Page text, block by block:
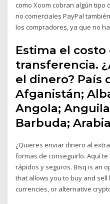
como Xoom cobran algún tipo
no comerciales PayPal
los compradores, ya que no
Estima el costo
transferencia.
el dinero? País
Afganistán;
Angola;
Barbuda; Arabia
¿Quieres enviar dinero al
formas de conseguirlo. Aquí
rápidos y seguros. Bisq is an
that allows you to buy and
currencies, or alternative